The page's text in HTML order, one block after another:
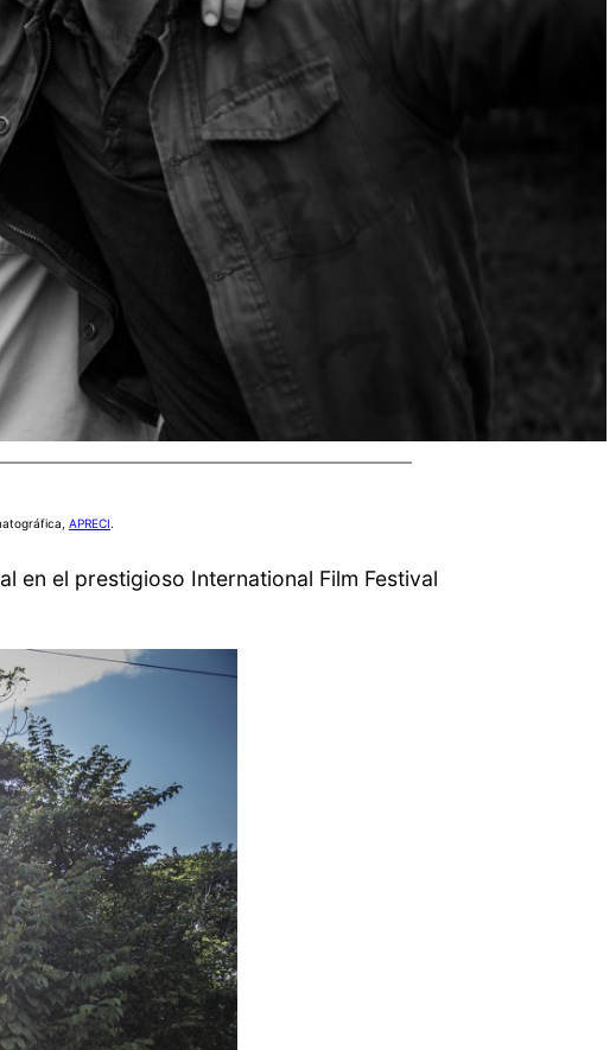
APRECI.
en el prestigioso International Film Festival